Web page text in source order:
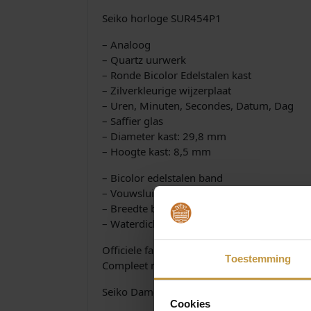
Toestemming
Cookies
Seiko horloge SUR454P1
– Analoog
– Quartz uurwerk
– Ronde Bicolor Edelstalen kast
– Zilverkleurige wijzerplaat
– Uren, Minuten, Secondes, Datum, Dag
– Saffier glas
– Diameter kast: 29,8 mm
– Hoogte kast: 8,5 mm
– Bicolor edelstalen band
– Vouwsluiting met druk knoppen
– Breedte band: 12 mm
– Waterdicht tot 10 ATM (zwemwaterdicht)
Officiele fabrieksgarantie 3 jaar
Compleet met luxe Seiko Watch-Box
Seiko Dameshorloge SUR454P1